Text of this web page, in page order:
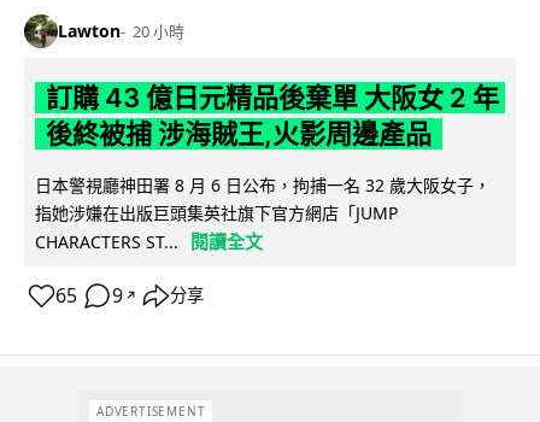
Lawton 20 小時
訂購 43 億日元精品後棄單 大阪女 2 年
後終被捕 涉海賊王,火影周邊產品
日本警視廳神田署 8 月 6 日公布，拘捕一名 32 歲大阪女子，
指她涉嫌在出版巨頭集英社旗下官方網店「JUMP
CHARACTERS ST...
閱讀全文
65 9 ↗ 分享
ADVERTISEMENT